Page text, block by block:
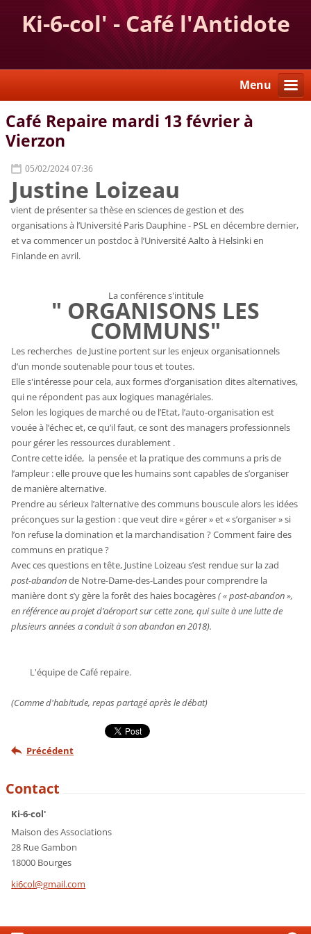
Ki-6-col' - Café l'Antidote
Menu
Café Repaire mardi 13 février à
Vierzon
05/02/2024 07:36
Justine Loizeau
vient de présenter sa thèse en sciences de gestion et des
organisations à l’Université Paris Dauphine - PSL en décembre dernier,
et va commencer un postdoc à l’Université Aalto à Helsinki en
Finlande en avril.
La conférence s'intitule
" ORGANISONS LES
COMMUNS"
Les recherches de Justine portent sur les enjeux organisationnels
d’un monde soutenable pour tous et toutes.
Elle s'intéresse pour cela, aux formes d’organisation dites alternatives,
qui ne répondent pas aux logiques managériales.
Selon les logiques de marché ou de l’Etat, l’auto-organisation est
vouée à l’échec et, ce qu’il faut, ce sont des managers professionnels
pour gérer les ressources durablement .
Contre cette idée, la pensée et la pratique des communs a pris de
l’ampleur : elle prouve que les humains sont capables de s’organiser
de manière alternative.
Prendre au sérieux l’alternative des communs bouscule alors les idées
préconçues sur la gestion : que veut dire « gérer » et « s’organiser » si
l’on refuse la domination et la marchandisation ? Comment faire des
communs en pratique ?
Avec ces questions en tête, Justine Loizeau s’est rendue sur la zad
post-abandonde Notre-Dame-des-Landes pour comprendre la
manière dont s’y gère la forêt des haies bocagères( « post-abandon »,
en référence au projet d’aéroport sur cette zone, qui suite à une lutte de
plusieurs années a conduit à son abandon en 2018).
L'équipe de Café repaire.
(Comme d'habitude, repas partagé après le débat)
Précédent
Contact
Ki-6-col'
Maison des Associations
28 Rue Gambon
18000 Bourges
ki6col@gmail.com